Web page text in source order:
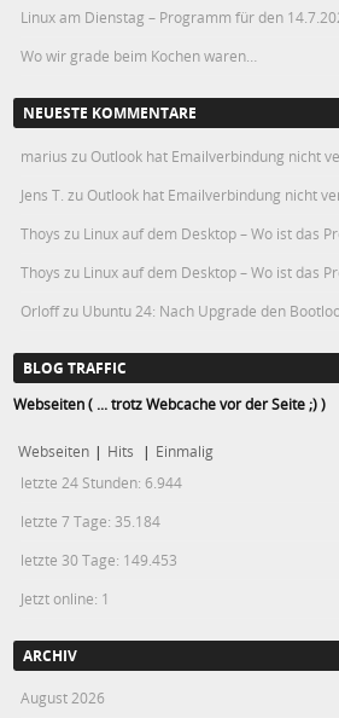
Linux am Dienstag – Programm für den
Wo wir grade beim Kochen waren…
NEUESTE KOMMENTARE
marius zu Outlook hat Emailverbindung nicht
Jens T. zu Outlook hat Emailverbindung nicht
Thoys zu Linux auf dem Desktop – Wo ist das
Thoys zu Linux auf dem Desktop – Wo ist das
Orloffzu Ubuntu 24: Nach Upgrade den
BLOG TRAFFIC
Webseiten ( ... trotz Webcache vor der Seite ;) )
Webseiten | Hits | Einmalig
letzte 24 Stunden:6.944
letzte 7 Tage: 35.184
letzte 30 Tage: 149.453
Jetzt online: 1
ARCHIV
August 2026